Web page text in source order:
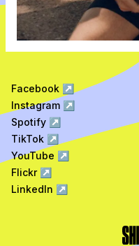
Facebook ↗
Instagram ↗
Spotify ↗
TikTok ↗
YouTube ↗
Flickr↗
LinkedIn ↗